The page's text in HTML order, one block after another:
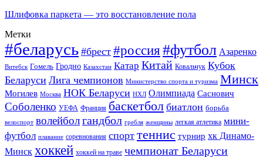
Шлифовка паркета — это восстановление пола
Метки
#беларусь #брест #россия#футбол Азаренко
Витебск Гомель Гродно Казахстан Катар Китай Ковальчук Кубок
Беларуси Лига чемпионов Министерство спорта и туризма Минск
Могилев Москва НОК Беларуси НХЛ Олимпиада Саснович
Соболенко УЕФА Франция баскетбол биатлон борьба
велоспорт волейболгандбол гребля женщины легкая атлетика мини-
футбол плавание соревнования спорт теннис турнир хк Динамо-
Минск хоккей хоккей на траве чемпионат Беларуси